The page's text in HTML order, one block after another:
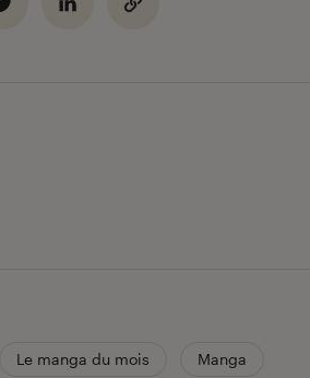
Le manga du mois Manga